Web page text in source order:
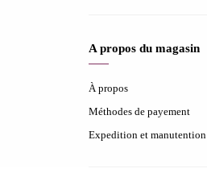
A propos du magasin
À propos
Méthodes de payement
Expedition et manutention